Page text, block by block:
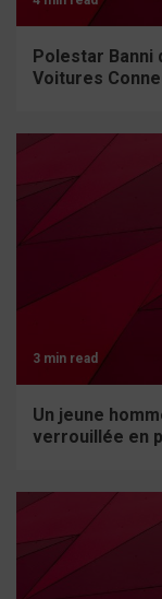
Polestar Banni
Voitures
3 min read
Un jeune
verrouillée en